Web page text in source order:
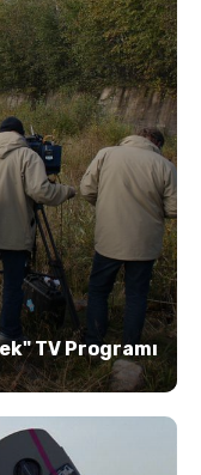
TV Programı